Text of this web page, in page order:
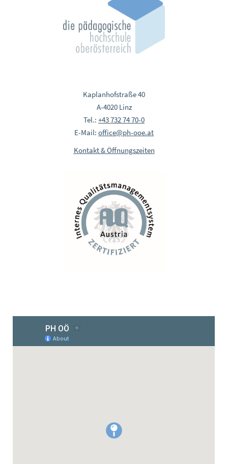
Kaplanhofstraße 40
A-4020 Linz
Tel.: +43 732 74 70-0
E-Mail: office@ph-ooe.at
Kontakt & Öffnungszeiten